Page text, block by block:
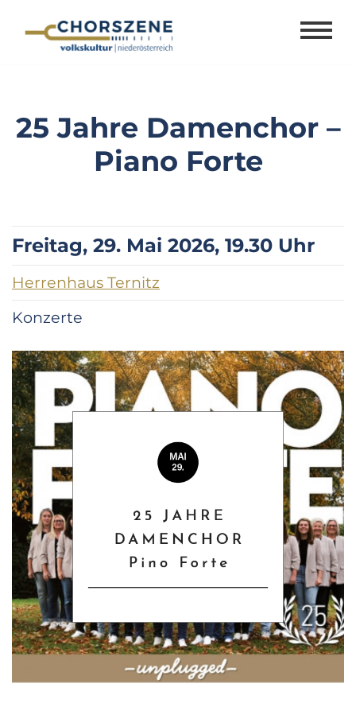
25 Jahre Damenchor –
Piano Forte
Freitag, 29. Mai 2026, 19.30 Uhr
Herrenhaus Ternitz
Konzerte